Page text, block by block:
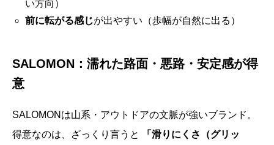
い方向）
前に転がる感じが出やすい（歩幅が自然に出る）
SALOMON：濡れた路面・悪路・安定感が得
意
SALOMONは山系・アウトドアの文脈が強いブランド。
得意なのは、ざっくり言うと
「滑りにくさ（グリッ